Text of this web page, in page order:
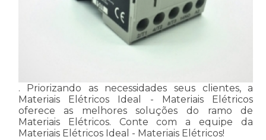
. Priorizando as necessidades seus clientes, a
Materiais Elétricos Ideal - Materiais Elétricos
oferece as melhores soluções do ramo de
Materiais Elétricos. Conte com a equipe da
Materiais Elétricos Ideal - Materiais Elétricos!